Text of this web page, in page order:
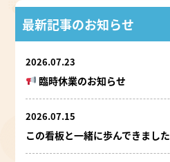
最新記事のお知らせ
2026.07.23
臨時休業のお知らせ
2026.07.15
この看板と一緒に歩んできました